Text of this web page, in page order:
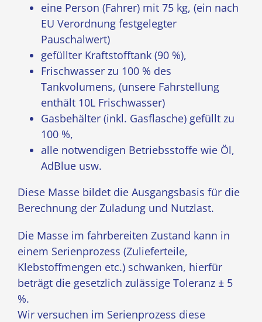
eine Person (Fahrer) mit 75 kg, (ein nach
EU Verordnung festgelegter
Pauschalwert)
gefüllter Kraftstofftank (90 %),
Frischwasser zu 100 % des
Tankvolumens, (unsere Fahrstellung
enthält 10L Frischwasser)
Gasbehälter (inkl. Gasflasche) gefüllt zu
100 %,
alle notwendigen Betriebsstoffe wie Öl,
AdBlue usw.
Diese Masse bildet die Ausgangsbasis für die
Berechnung der Zuladung und Nutzlast.
Die Masse im fahrbereiten Zustand kann in
einem Serienprozess (Zulieferteile,
Klebstoffmengen etc.) schwanken, hierfür
beträgt die gesetzlich zulässige Toleranz ± 5
%.
Wir versuchen im Serienprozess diese